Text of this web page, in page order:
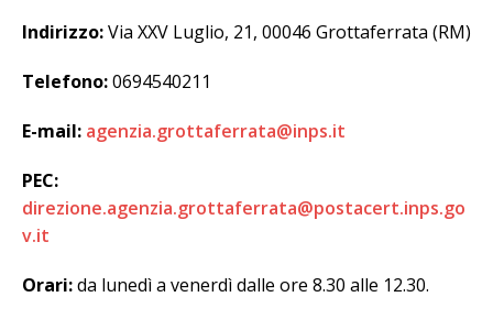
Indirizzo:Via XXV Luglio, 21, 00046 Grottaferrata (RM)
Telefono:0694540211
E-mail: agenzia.grottaferrata@inps.it
PEC:
direzione.agenzia.grottaferrata@postacert.inps.go
v.it
Orari:da lunedì a venerdì dalle ore 8.30 alle 12.30.